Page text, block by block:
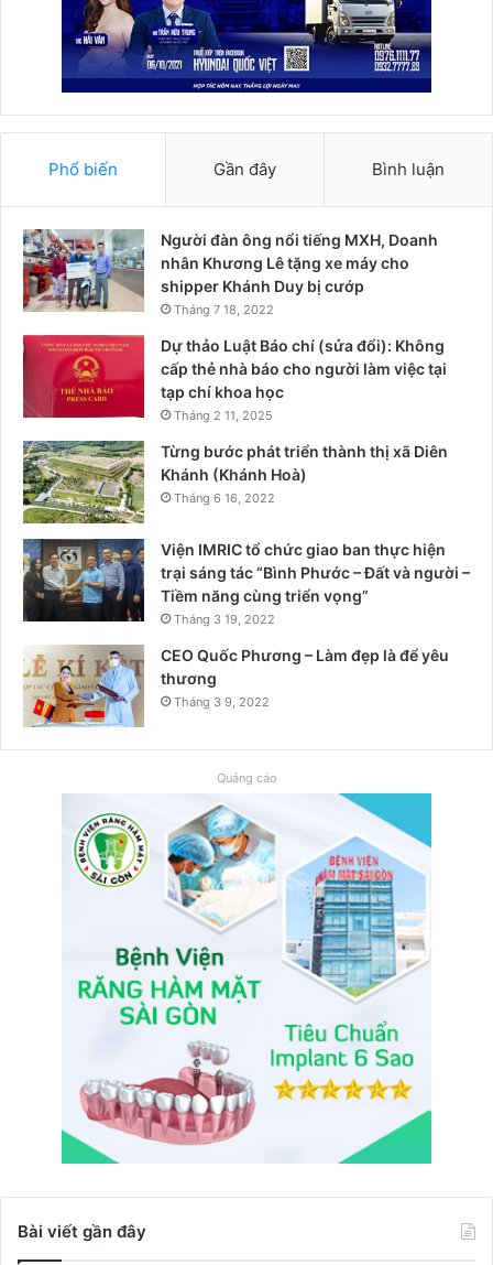
Phổ biến Gần đây Bình luận
Người đàn ông nổi tiếng MXH, Doanh
nhân Khương Lê tặng xe máy cho
shipper Khánh Duy bị cướp
Tháng 7 18, 2022
Dự thảo Luật Báo chí (sửa đổi): Không
cấp thẻ nhà báo cho người làm việc tại
tạp chí khoa học
Tháng 2 11, 2025
Từng bước phát triển thành thị xã Diên
Khánh (Khánh Hoà)
Tháng 6 16, 2022
Viện IMRIC tổ chức giao ban thực hiện
trại sáng tác “Bình Phước – Đất và người –
Tiềm năng cùng triển vọng”
Tháng 3 19, 2022
CEO Quốc Phương – Làm đẹp là để yêu
thương
Tháng 3 9, 2022
Quảng cáo
Bài viết gần đây